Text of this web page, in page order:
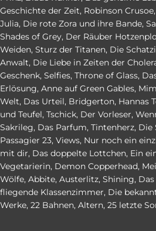
Geschichte der Zeit, Robinson Crusoe,
Julia, Die rote Zora und ihre Bande,
Shades of Grey, Der Räuber
Weiden, Sturz der Titanen, Die
Anwalt, Die Liebe in Zeiten der
Geschenk, Selfies, Throne of Glass,
Erlösung, Anne auf Green Gables,
Welt, Das Urteil, Bridgerton, Hannas
und Teufel, Tschick, Der Vorleser,
Sakrileg, Das Parfum, Tintenherz, Die
Passagier 23, Views, Nur noch ein
mit dir, Das doppelte Lottchen, Ein
Vegetarierin, Demon Copperhead,
Wölfe, Abbite, Austerlitz, Shining,
fliegende Klassenzimmer, Die
Werke, 22 Bahnen, Altern, 25 letzte